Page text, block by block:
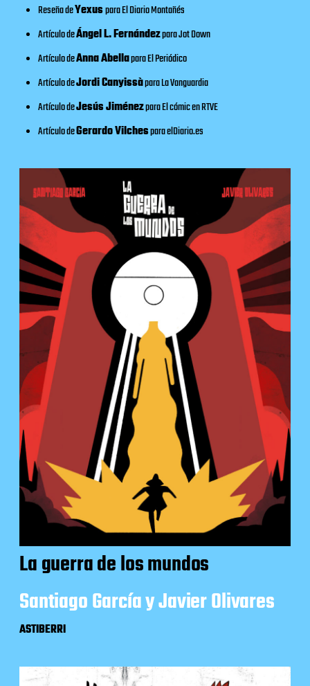
Reseña deYexusparaEl Diario Montañés
Artículo deÁngel L. FernándezparaJot Down
Artículo deAnna AbellaparaEl Periódico
Artículo deJordi CanyissàparaLa Vanguardia
Artículo deJesús JiménezparaEl cómic en RTVE
Artículo deGerardo VilchesparaelDiario.es
La guerra de los mundos
Santiago García y Javier Olivares
ASTIBERRI